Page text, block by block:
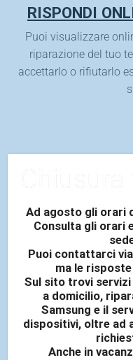
RISPONDI
Puoi visualizzare
riparazione del tuo
accettarlo o rifiutarlo
Ad agosto gli orari
Consulta gli orari
Puoi contattarci
ma le
Sul sito trovi
a domicilio,
Samsung e il
dispositivi, oltre ad
Anche in